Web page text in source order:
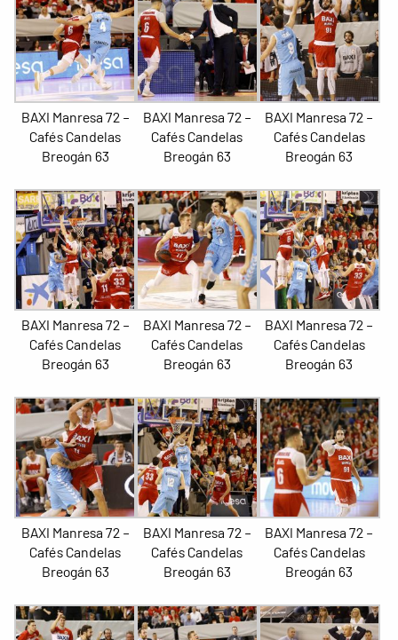
BAXI Manresa 72 –
Cafés Candelas
Breogán 63
BAXI Manresa 72 –
Cafés Candelas
Breogán 63
BAXI Manresa 72 –
Cafés Candelas
Breogán 63
BAXI Manresa 72 –
Cafés Candelas
Breogán 63
BAXI Manresa 72 –
Cafés Candelas
Breogán 63
BAXI Manresa 72 –
Cafés Candelas
Breogán 63
BAXI Manresa 72 –
Cafés Candelas
Breogán 63
BAXI Manresa 72 –
Cafés Candelas
Breogán 63
BAXI Manresa 72 –
Cafés Candelas
Breogán 63